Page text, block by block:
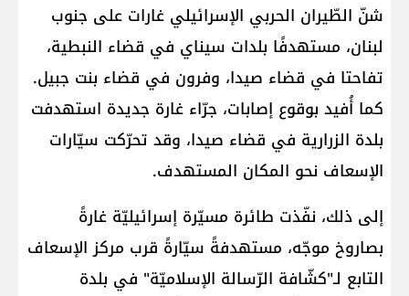
شنّ الطّيران الحربي الإسرائيلي غارات على ​جنوب
لبنان​، مستهدفًا بلدات سيناي في قضاء النبطية،
تفاحتا في قضاء صيدا، وفرون في قضاء بنت جبيل.
كما أُفيد بوقوع إصابات، جرّاء غارة جديدة استهدفت
بلدة الزرارية في قضاء صيدا، وقد تحرّكت سيّارات
الإسعاف نحو المكان المستهدف.
إلى ذلك، نفّذت طائرة مسيّرة إسرائيليّة غارةً
بصاروخ موجّه، مستهدفةً سيّارةً قرب مركز الإسعاف
التابع لـ"كشّافة الرّسالة الإسلاميّة" في بلدة